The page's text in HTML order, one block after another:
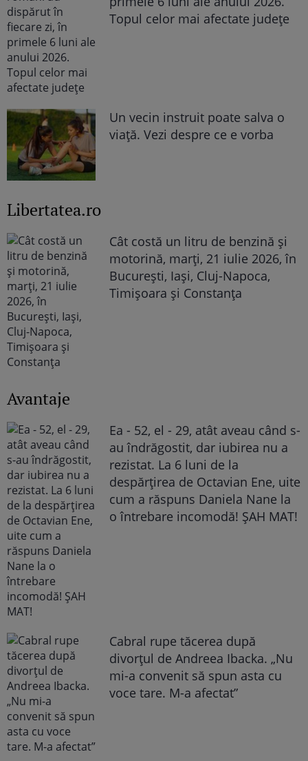
Topul celor mai afectate județe
Un vecin instruit poate salva o
viață. Vezi despre ce e vorba
Libertatea.ro
Cât costă un litru de benzină și
motorină, marți, 21 iulie 2026, în
București, Iași, Cluj-Napoca,
Timișoara și Constanța
Avantaje
Ea - 52, el - 29, atât aveau când s-
au îndrăgostit, dar iubirea nu a
rezistat. La 6 luni de la
despărțirea de Octavian Ene, uite
cum a răspuns Daniela Nane la
o întrebare incomodă! ȘAH MAT!
Cabral rupe tăcerea după
divorțul de Andreea Ibacka. „Nu
mi-a convenit să spun asta cu
voce tare. M-a afectat”